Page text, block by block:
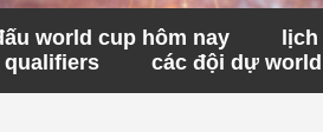
world cup hôm nay
các đội dự